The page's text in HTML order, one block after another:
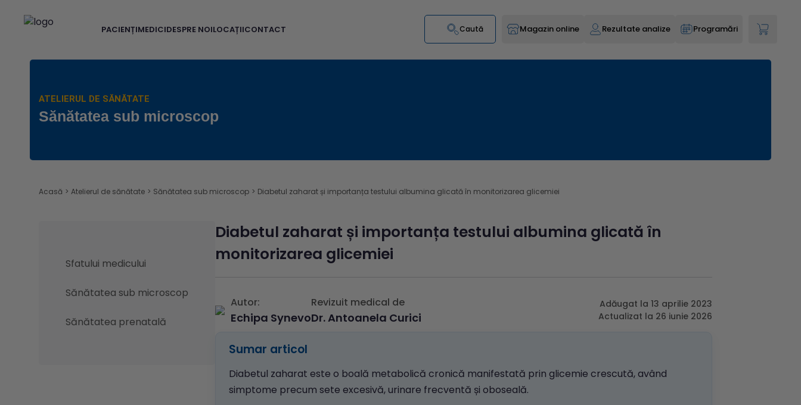
PACIENȚIMEDICIDESPRE NOILOCAȚIICONTACT Caută Magazin online Rezultate analize Programări
ATELIERUL DE SĂNĂTATE
Sănătatea sub microscop
Acasă > Atelierul de sănătate > Sănătatea sub microscop > Diabetul zaharat și importanța testului albumina glicată în monitorizarea glicemiei
Sfatului medicului
Sănătatea sub microscop
Sănătatea prenatală
Diabetul zaharat și importanța testului albumina glicată în
monitorizarea glicemiei
Autor:
Echipa Synevo
Revizuit medical de
Dr. Antoanela Curici
Adăugat la 13 aprilie 2023
Actualizat la 26 iunie 2026
Sumar articol
Diabetul zaharat este o boală metabolică cronică manifestată prin glicemie crescută, având
simptome precum sete excesivă, urinare frecventă și oboseală.